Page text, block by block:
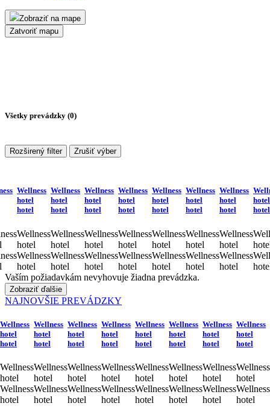
Zobraziť na mape
Zatvoriť mapu
Všetky prevádzky (0)
Rozširený filter Zrušiť výber
Wellness
hotel
hotel
Wellness
hotel
Wellness
hotel
Wellness
hotel
hotel
Wellness
hotel
Wellness
hotel
Wellness
hotel
hotel
Wellness
hotel
Wellness
hotel
Wellness
hotel
hotel
Wellness
hotel
Wellness
hotel
Wellness
hotel
hotel
Wellness
hotel
Wellness
hotel
Wellness
hotel
hotel
Wellness
hotel
Wellness
hotel
Wellness
hotel
hotel
Wellness
hotel
Wellness
hotel
hotel
hotel
Vaším požiadavkám nevyhovuje žiadna prevádzka.
Zobraziť ďalšie
NAJNOVŠIE PREVÁDZKY
Wellness
hotel
hotel
Wellness
hotel
Wellness
hotel
Wellness
hotel
hotel
Wellness
hotel
Wellness
hotel
Wellness
hotel
hotel
Wellness
hotel
Wellness
hotel
Wellness
hotel
hotel
Wellness
hotel
Wellness
hotel
Wellness
hotel
hotel
Wellness
hotel
Wellness
hotel
Wellness
hotel
hotel
Wellness
hotel
Wellness
hotel
Wellness
hotel
hotel
Wellness
hotel
Wellness
hotel
Wellness
hotel
hotel
Wellness
hotel
Wellness
hotel